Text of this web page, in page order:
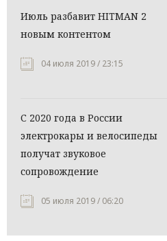
Июль разбавит HITMAN 2
новым контентом
04 июля 2019 / 23:15
С 2020 года в России
электрокары и велосипеды
получат звуковое
сопровождение
05 июля 2019 / 06:20